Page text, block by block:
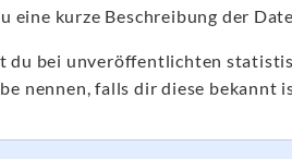
eine kurze Beschreibung der
du bei unveröffentlichten
nennen, falls dir diese bekannt